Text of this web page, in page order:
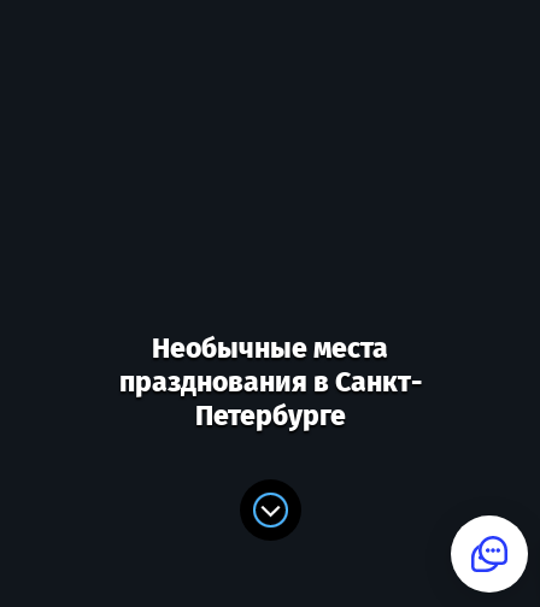
Необычные места
празднования в Санкт-
Петербурге